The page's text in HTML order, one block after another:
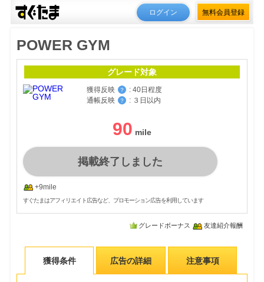
ログイン 無料会員登録
POWER GYM
グレード対象
獲得反映 ？ : 40日程度
通帳反映
？ : ３日以内
90
掲載終了しました
+9mile
すぐたまはアフィリエイト広告など、プロモーション広告を利用しています
グレードボーナス 友達紹介報酬
獲得条件 広告の詳細 注意事項